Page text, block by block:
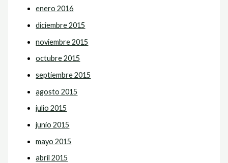
enero 2016
diciembre 2015
noviembre 2015
octubre 2015
septiembre 2015
agosto 2015
julio 2015
junio 2015
mayo 2015
abril 2015